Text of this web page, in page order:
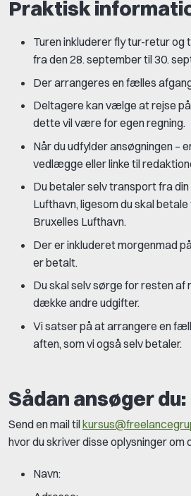
Praktisk
Turen inkluderer fly tur-retur
fra den 28. september til 30.
Der arrangeres en fælles
Deltagere kan vælge at rejse
dette vil være for egen regning.
Når du udfylder ansøgningen –
vedlægge eller linke til
Du betaler selv transport fra
Lufthavn, ligesom du skal
Bruxelles Lufthavn.
Der er inkluderet morgenmad
er betalt.
Du skal selv sørge for resten af
dække andre udgifter.
Vi satser på at arrangere en
aften, som vi også selv betaler.
Sådan ansøger du:
Send en mail til
hvor du skriver disse oplysninger om
Navn: